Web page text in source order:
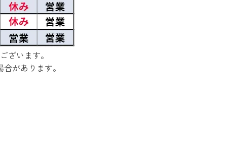
ざいます。
があります。